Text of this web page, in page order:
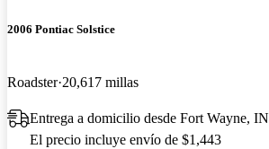
2006 Pontiac Solstice
Roadster 20,617 millas
Entrega a domicilio desde Fort Wayne, IN
El precio incluye envío de $1,443